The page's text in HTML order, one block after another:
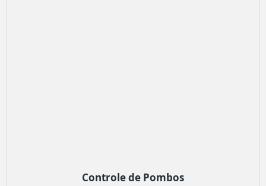
Controle de Pombos